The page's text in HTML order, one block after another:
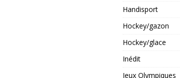
Handisport
Hockey/gazon
Hockey/glace
Inédit
Jeux Olympiques